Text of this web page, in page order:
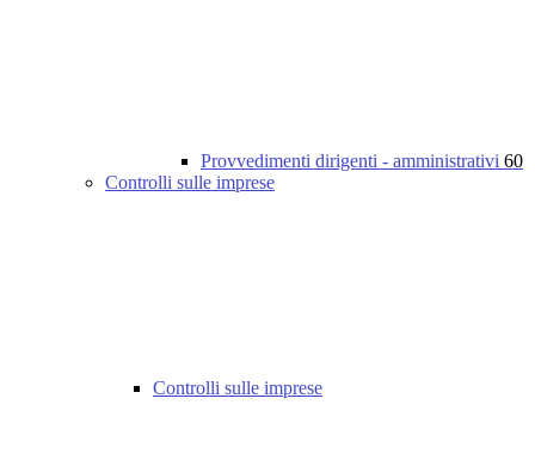
Provvedimenti dirigenti - amministrativi 60
Controlli sulle imprese
Controlli sulle imprese